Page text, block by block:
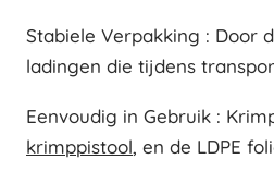
Stabiele Verpakking : Door
ladingen die tijdens
Eenvoudig in Gebruik :
krimppistool, en de LDPE